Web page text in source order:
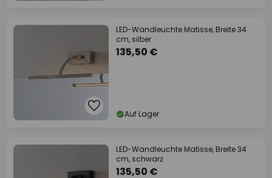
LED-Wandleuchte Matisse, Breite 34
cm, silber
135,50 €
Auf Lager
LED-Wandleuchte Matisse, Breite 34
cm, schwarz
135,50 €